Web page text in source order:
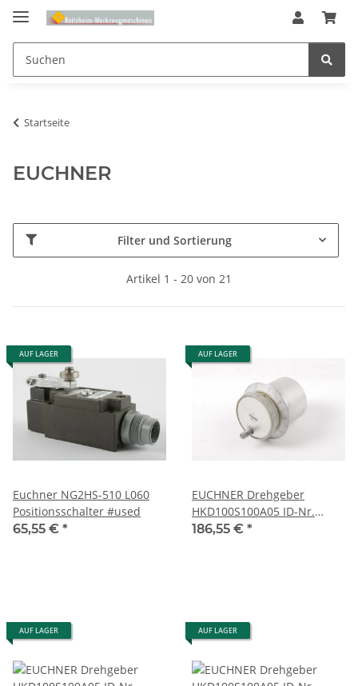
Startseite
EUCHNER
Filter und Sortierung
Artikel 1 - 20 von 21
AUF LAGER
Euchner NG2HS-510 L060
Positionsschalter #used
65,55 € *
AUF LAGER
EUCHNER Drehgeber
HKD100S100A05 ID-Nr.
054866 #used
186,55 € *
AUF LAGER AUF LAGER